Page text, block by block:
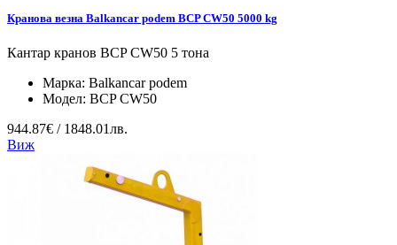
Кранова везна Balkancar podem BCP CW50 5000 kg
Кантар кранов BCP CW50 5 тона
Марка: Balkancar podem
Модел: BCP CW50
944.87€ / 1848.01лв.
Виж